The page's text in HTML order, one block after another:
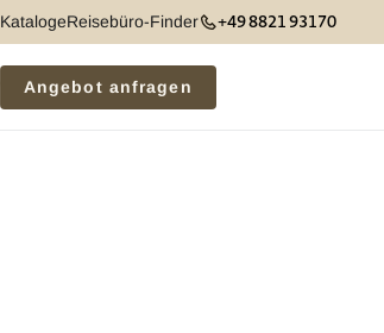
KatalogeReisebüro-Finder +49 8821 93170
Angebot anfragen